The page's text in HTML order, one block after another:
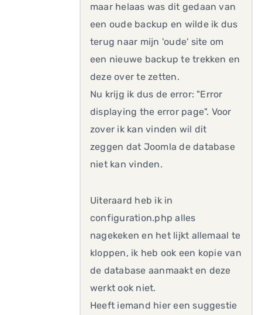
maar helaas was dit gedaan van
een oude backup en wilde ik dus
terug naar mijn 'oude' site om
een nieuwe backup te trekken en
deze over te zetten.
Nu krijg ik dus de error: "Error
displaying the error page". Voor
zover ik kan vinden wil dit
zeggen dat Joomla de database
niet kan vinden.
Uiteraard heb ik in
configuration.php alles
nagekeken en het lijkt allemaal te
kloppen, ik heb ook een kopie van
de database aanmaakt en deze
werkt ook niet.
Heeft iemand hier een suggestie